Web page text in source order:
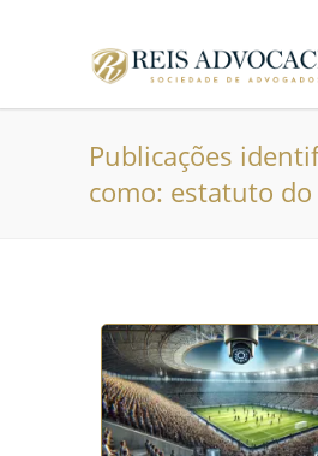
Publicações
como: estatuto